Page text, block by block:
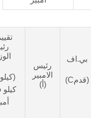
الامبير
(أ)
(كيلوواط/
كيلو فولت